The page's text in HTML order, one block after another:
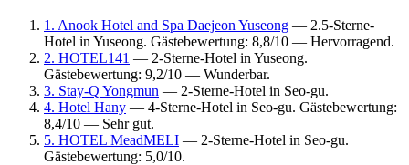
1. Anook Hotel and Spa Daejeon Yuseong — 2.5-Sterne-
Hotel in Yuseong. Gästebewertung: 8,8/10 — Hervorragend.
2. HOTEL141 — 2-Sterne-Hotel in Yuseong.
Gästebewertung: 9,2/10 — Wunderbar.
3. Stay-Q Yongmun — 2-Sterne-Hotel in Seo-gu.
4. Hotel Hany — 4-Sterne-Hotel in Seo-gu. Gästebewertung:
8,4/10 — Sehr gut.
5. HOTEL MeadMELI — 2-Sterne-Hotel in Seo-gu.
Gästebewertung: 5,0/10.